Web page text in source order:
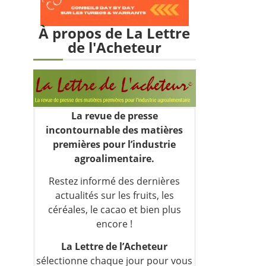
À propos de La Lettre
de l'Acheteur
La revue de presse
incontournable des matières
premières pour l’industrie
agroalimentaire.
Restez informé des dernières
actualités sur les fruits, les
céréales, le cacao et bien plus
encore !
La Lettre de l’Acheteur
sélectionne chaque jour pour vous